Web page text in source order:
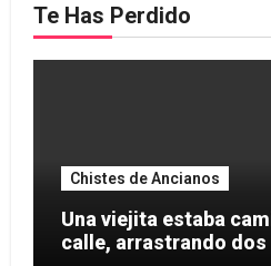
Te Has Perdido
Chistes de Ancianos
Una viejita estaba
calle, arrastrando dos